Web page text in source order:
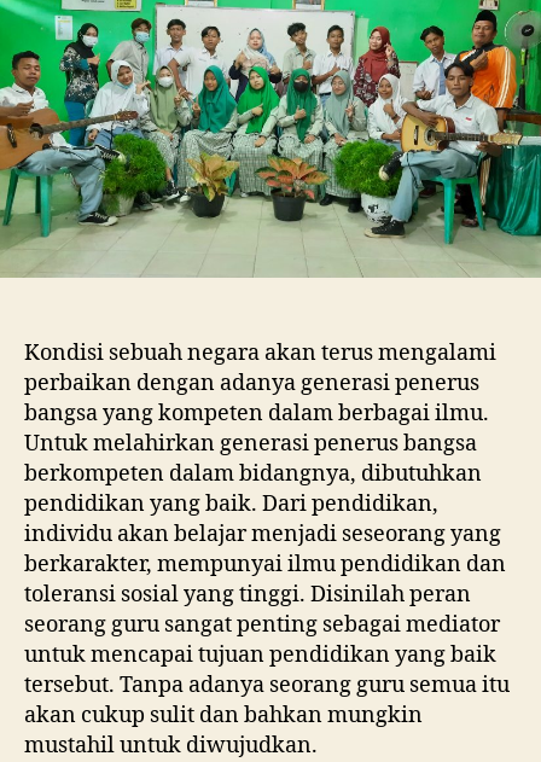
SMA
Ma’arif
1
Metro
Membebaskan
Siswa
Berkreasi
dalam
Merayakan
Guru
Kondisi sebuah negara akan terus mengalami
perbaikan dengan adanya generasi penerus
bangsa yang kompeten dalam berbagai ilmu.
Untuk melahirkan generasi penerus bangsa
berkompeten dalam bidangnya, dibutuhkan
pendidikan yang baik. Dari pendidikan,
individu akan belajar menjadi seseorang yang
berkarakter, mempunyai ilmu pendidikan dan
toleransi sosial yang tinggi. Disinilah peran
seorang guru sangat penting sebagai mediator
untuk mencapai tujuan pendidikan yang baik
tersebut. Tanpa adanya seorang guru semua itu
akan cukup sulit dan bahkan mungkin
mustahil untuk diwujudkan.